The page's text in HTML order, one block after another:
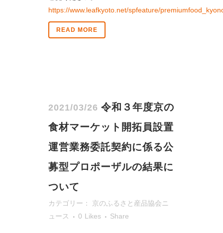
https://www.leafkyoto.net/spfeature/
READ MORE
2021/03/26 令和３年度京の
食材マーケット開拓員設置
運営業務委託契約に係る公
募型プロポーザルの結果に
ついて
カテゴリー： 京のふるさと産品協会ニ
ュース
0 Likes Share